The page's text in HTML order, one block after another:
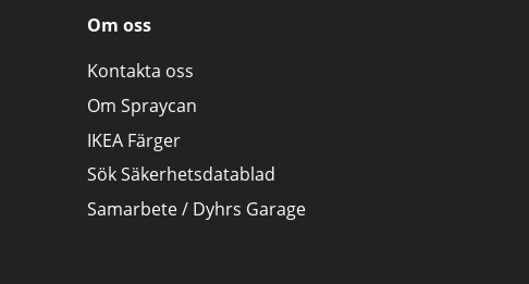
Om oss
Kontakta oss
Om Spraycan
IKEA Färger
Sök Säkerhetsdatablad
Samarbete / Dyhrs Garage